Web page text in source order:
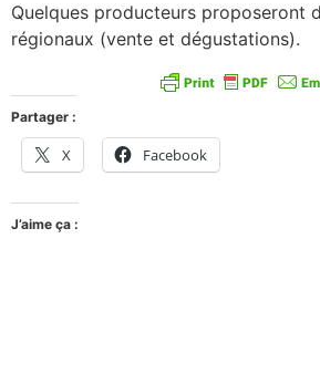
Quelques producteurs proposeront
régionaux (vente et dégustations).
Partager :
X Facebook
J’aime ça :